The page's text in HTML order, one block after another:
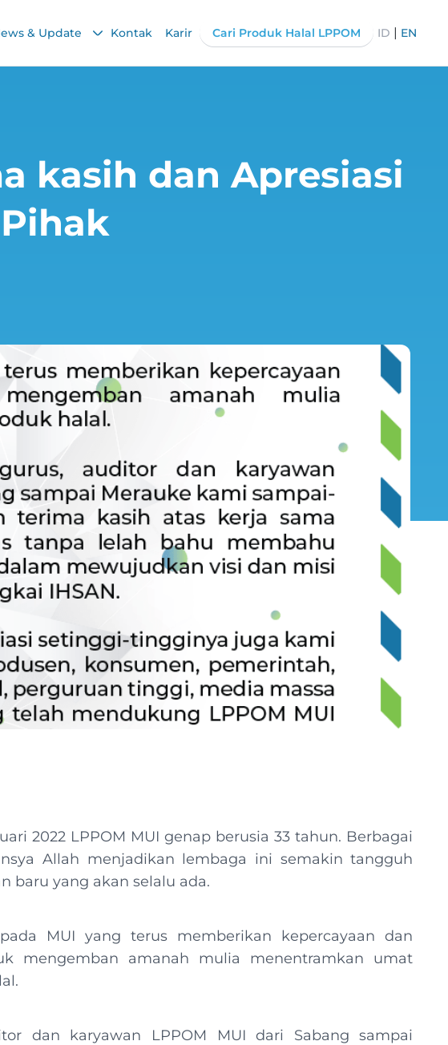
& Update Kontak Karir Cari Produk Halal LPPOM ID | EN
kasih dan Apresiasi
2022 LPPOM MUI genap berusia 33 tahun. Berbagai
Allah menjadikan lembaga ini semakin tangguh
baru yang akan selalu ada.
MUI yang terus memberikan kepercayaan dan
mengemban amanah mulia menentramkan umat
dan karyawan LPPOM MUI dari Sabang sampai